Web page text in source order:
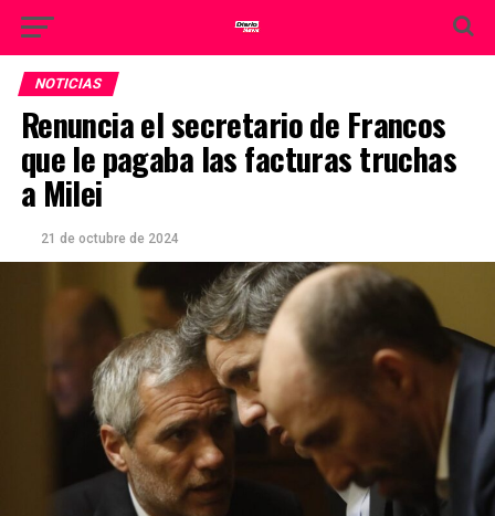
NOTICIAS
Renuncia el secretario de Francos
que le pagaba las facturas truchas
a Milei
21 de octubre de 2024